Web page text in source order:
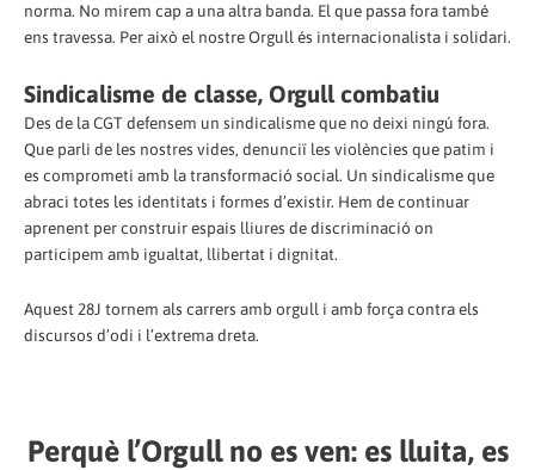
norma. No mirem cap a una altra banda. El que passa fora també
ens travessa. Per això el nostre Orgull és internacionalista i solidari.
Sindicalisme de classe, Orgull combatiu
Des de la CGT defensem un sindicalisme que no deixi ningú fora.
Que parli de les nostres vides, denunciï les violències que patim i
es comprometi amb la transformació social. Un sindicalisme que
abraci totes les identitats i formes d’existir. Hem de continuar
aprenent per construir espais lliures de discriminació on
participem amb igualtat, llibertat i dignitat.
Aquest 28J tornem als carrers amb orgull i amb força contra els
discursos d’odi i l’extrema dreta.
Perquè l’Orgull no es ven: es lluita, es